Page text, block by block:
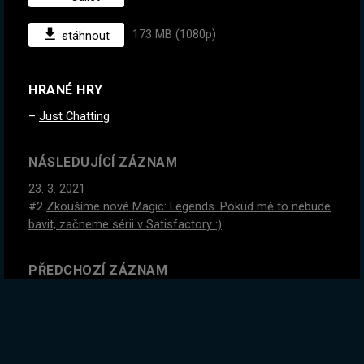
stáhnout 173 MB (1080p)
HRANÉ HRY
Just Chatting
NÁSLEDUJÍCÍ ZÁZNAM
23. 3. 2021
#2 Zkoušíme nové Magic: Legends. Pokud mě to nebude
bavit, začneme sérii v Satisfactory :)
PŘEDCHOZÍ ZÁZNAM